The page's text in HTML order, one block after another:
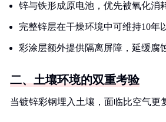
锌与铁形成原电池，优先被氧化消
完整锌层在干燥环境中可维持10年
彩涂层额外提供隔离屏障，延缓腐
二、土壤环境的双重考验
当镀锌彩钢埋入土壤，面临比空气更